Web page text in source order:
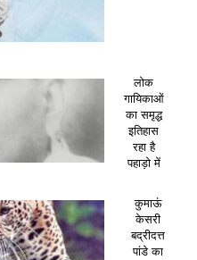
लोक
गायिकाओं
का समृद्ध
इतिहास
रहा है
पहाड़ो में
कुमाऊं
केसरी
बद्रीदत्त
पांडे का